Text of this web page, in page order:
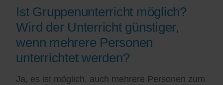
Ist Gruppenunterricht möglich?
Wird der Unterricht günstiger,
wenn mehrere Personen
unterrichtet werden?
Ja, es ist möglich, auch mehrere Personen zum